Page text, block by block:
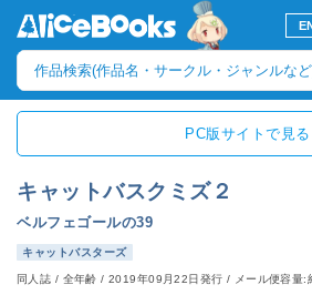
PC版サイトで見る
キャットバスクミズ２
ベルフェゴールの39
キャットバスターズ
同人誌 / 全年齢/2019年09月22日発行 / メール便容量: